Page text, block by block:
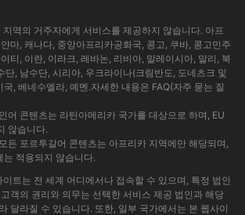
지역의 거주자에게 서비스를 제공하지 않습니다. 아프
마, 캐나다, 중앙아프리카공화국, 콩고, 쿠바, 콩고민주
티, 이란, 이라크, 레바논, 리비아, 말레이시아, 말리, 북
단, 남수단, 시리아, 우크라이나(크림반도, 도네츠크 및
, 베네수엘라, 예멘.자세한 내용은 FAQ(자주 묻는 질
어 콘텐츠는 라틴아메리카 국가를 대상으로 하며, EU
않습니다.
든 포르투갈어 콘텐츠는 아프리카 지역에만 해당되며,
는 적용되지 않습니다.
이트는 전 세계 어디에서나 접속할 수 있으며, 특정 법인
객의 권리와 의무는 선택한 서비스 제공 법인과 해당
달라질 수 있습니다. 또한, 일부 국가에서는 본 웹사이